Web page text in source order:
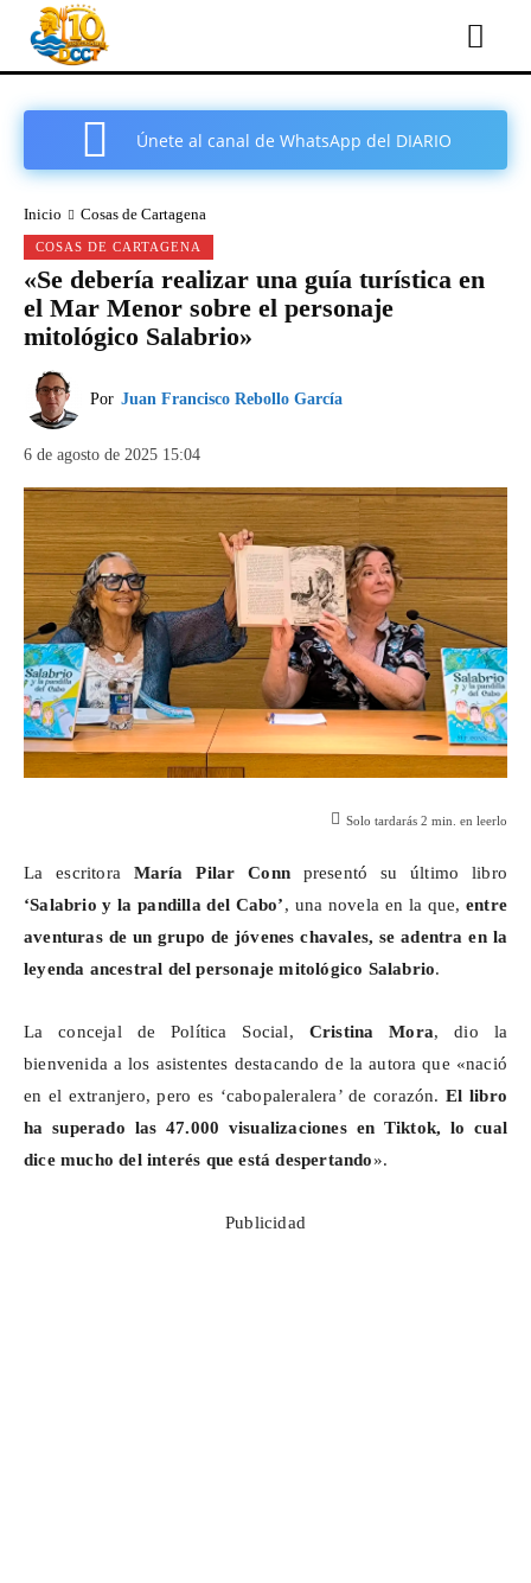
Únete al canal de WhatsApp del DIARIO
Inicio Cosas de Cartagena
COSAS DE CARTAGENA
«Se debería realizar una guía turística en
el Mar Menor sobre el personaje
mitológico Salabrio»
Por Juan Francisco Rebollo García
6 de agosto de 2025 15:04
Solo tardarás 2 min. en leerlo
La escritora María PilarConnpresentó su último libro
‘Salabrio y la pandilla del Cabo’, una novela en la que, entre
aventuras de un grupo de jóvenes chavales, se adentra en la
leyenda ancestral del personaje mitológico Salabrio.
La concejal de Política Social, Cristina Mora, dio la
bienvenida a los asistentes destacando de la autora que «nació
en el extranjero, pero es ‘cabopaleralera’ de corazón.El libro
ha superado las 47.000 visualizaciones en Tiktok, lo cual
dice mucho del interés que está despertando».
Publicidad